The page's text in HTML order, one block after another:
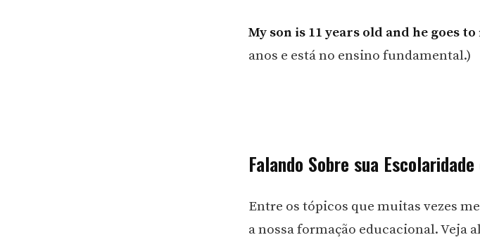
My son is 11 years old and he goes
anos e está no ensino fundamental.)
Falando Sobre sua
Entre os tópicos que muitas vezes
a nossa formação educacional. Veja